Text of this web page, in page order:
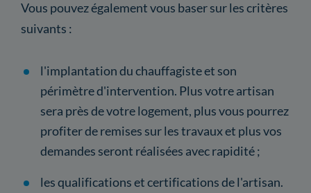
Vous pouvez également vous baser sur les critères
suivants :
l'implantation du chauffagiste et son
périmètre d'intervention. Plus votre artisan
sera près de votre logement, plus vous pourrez
profiter de remises sur les travaux et plus vos
demandes seront réalisées avec rapidité ;
les qualifications et certifications de l'artisan.